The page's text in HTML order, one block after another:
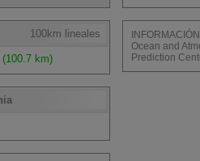
100km lineales
(100.7 km)
Ocean and
Prediction